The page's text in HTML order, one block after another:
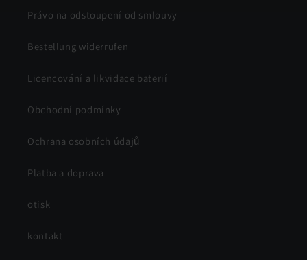
Právo na odstoupení od smlouvy
Bestellung widerrufen
Licencování a likvidace baterií
Obchodní podmínky
Ochrana osobních údajů
Platba a doprava
otisk
kontakt